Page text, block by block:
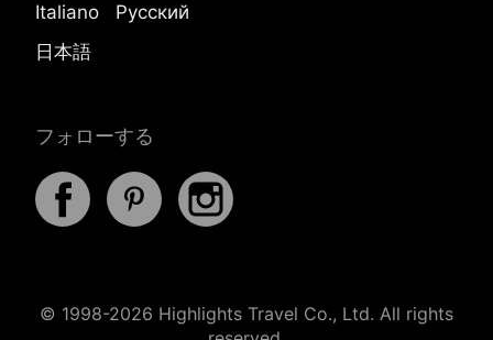
Italiano
Русский
日本語
フォローする
© 1998-2026 Highlights Travel Co., Ltd. All rights